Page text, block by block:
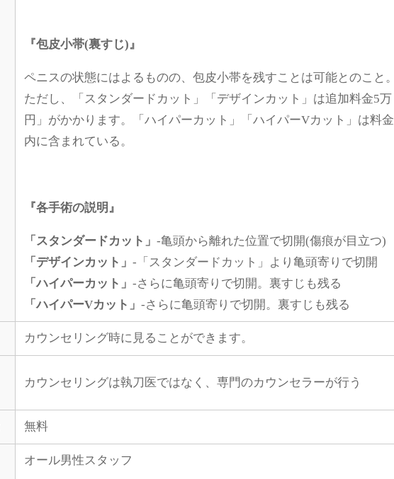
『包皮小帯(裏すじ)』
ペニスの状態にはよるものの、包皮小帯を残すことは可能とのこと。
ただし、「スタンダードカット」「デザインカット」は追加料金5万
円」がかかります。「ハイパーカット」「ハイパーVカット」は料金
内に含まれている。
『各手術の説明』
「スタンダードカット」-亀頭から離れた位置で切開(傷痕が目立つ)
「デザインカット」-「スタンダードカット」より亀頭寄りで切開
「ハイパーカット」-さらに亀頭寄りで切開。裏すじも残る
「ハイパーVカット」-さらに亀頭寄りで切開。裏すじも残る
カウンセリング時に見ることができます。
カウンセリングは執刀医ではなく、専門のカウンセラーが行う
無料
オール男性スタッフ